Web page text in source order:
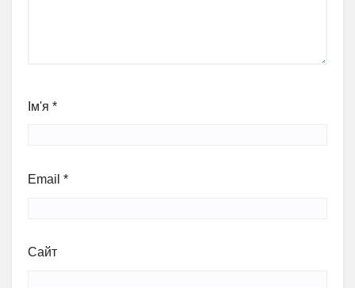
Ім'я *
Email *
Сайт